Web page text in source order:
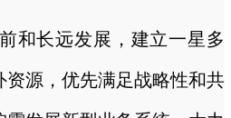
和长远发展，建立一星多
源，优先满足战略性和共